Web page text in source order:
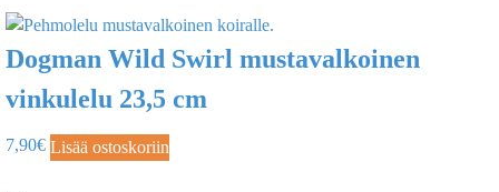
Dogman Wild Swirl mustavalkoinen
vinkulelu 23,5 cm
7,90€ Lisää ostoskoriin